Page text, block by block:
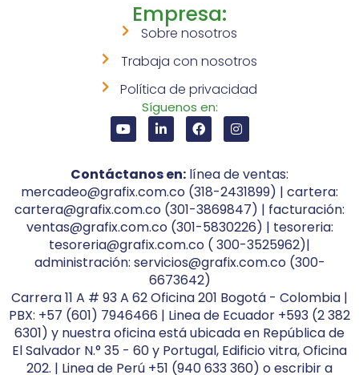
Empresa:
Sobre nosotros
Trabaja con nosotros
Política de privacidad
Síguenos en:
Contáctanos en: línea de ventas:
mercadeo@grafix.com.co (318-2431899) | cartera:
cartera@grafix.com.co (301-3869847) | facturación:
ventas@grafix.com.co (301-5830226) | tesoreria:
tesoreria@grafix.com.co ( 300-3525962)|
administración: servicios@grafix.com.co (300-
6673642)
Carrera 11 A # 93 A 62 Oficina 201 Bogotá - Colombia |
PBX: +57 (601) 7946466 | Linea de Ecuador +593 (2 382
6301) y nuestra oficina está ubicada en República de
El Salvador N.° 35 - 60 y Portugal, Edificio vitra, Oficina
202. | Linea de Perú +51 (940 633 360) o escribir a